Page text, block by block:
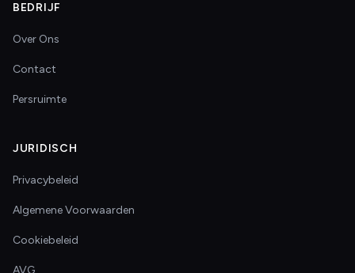
BEDRIJF
Over Ons
Contact
Persruimte
JURIDISCH
Privacybeleid
Algemene Voorwaarden
Cookiebeleid
AVG